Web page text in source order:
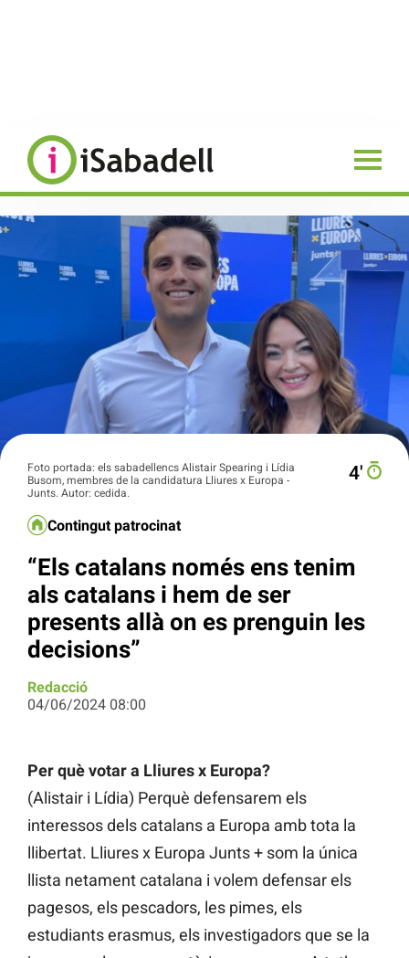
Foto portada: els sabadellencs Alistair Spearing i Lídia
Busom, membres de la candidatura Lliures x Europa -
Junts. Autor: cedida.
4′
Contingut patrocinat
“Els catalans només ens tenim
als catalans i hem de ser
presents allà on es prenguin les
decisions”
Redacció
04/06/2024 08:00
Per què votar a Lliures x Europa?
(Alistair i Lídia) Perquè defensarem els
interessos dels catalans a Europa amb tota la
llibertat. Lliures x Europa Junts + som la única
llista netament catalana i volem defensar els
pagesos, els pescadors, les pimes, els
estudiants erasmus, els investigadors que se la